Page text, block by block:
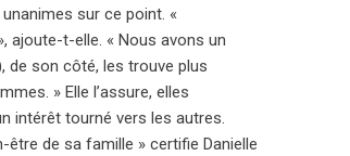
sur ce point. «
ajoute-t-elle. « Nous avons un
de son côté, les trouve plus
» Elle l’assure, elles
intérêt tourné vers les autres.
être de sa famille » certifie Danielle